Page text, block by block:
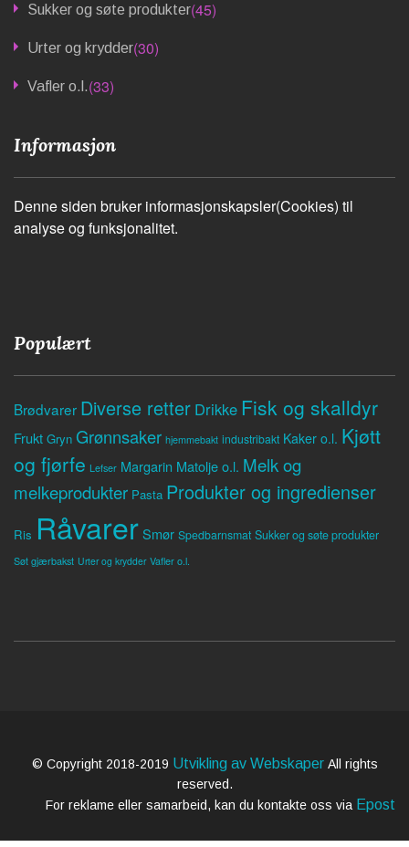
Sukker og søte produkter(45)
Urter og krydder(30)
Vafler o.l.(33)
Informasjon
Denne siden bruker informasjonskapsler(Cookies) til
analyse og funksjonalitet.
Populært
Brødvarer Diverse retter Drikke Fisk og skalldyr
Frukt Gryn Grønnsaker hjemmebakt industribakt Kaker o.l. Kjøtt
og fjørfe Lefser Margarin Matolje o.l. Melk og
melkeprodukter Pasta Produkter og ingredienser
Ris RåvarerSmør Spedbarnsmat Sukker og søte produkter
Søt gjærbakst Urter og krydder Vafler o.l.
© Copyright 2018-2019 Utvikling av Webskaper All rights
reserved.
For reklame eller samarbeid, kan du kontakte oss via Epost